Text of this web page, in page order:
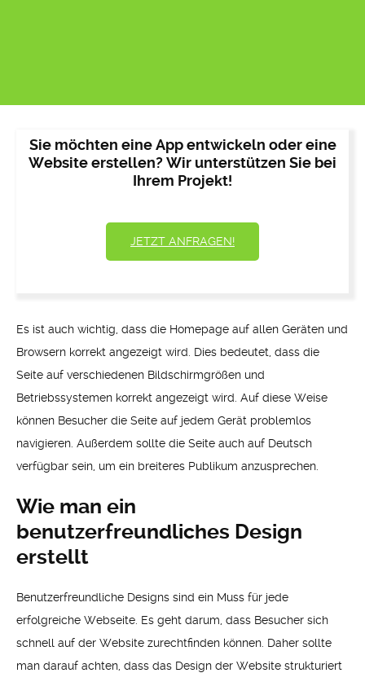
Sie möchten eine App entwickeln oder eine
Website erstellen? Wir unterstützen Sie bei
Ihrem Projekt!
JETZT ANFRAGEN!
Es ist auch wichtig, dass die Homepage auf allen Geräten und
Browsern korrekt angezeigt wird. Dies bedeutet, dass die
Seite auf verschiedenen Bildschirmgrößen und
Betriebssystemen korrekt angezeigt wird. Auf diese Weise
können Besucher die Seite auf jedem Gerät problemlos
navigieren. Außerdem sollte die Seite auch auf Deutsch
verfügbar sein, um ein breiteres Publikum anzusprechen.
Wie man ein
benutzerfreundliches Design
erstellt
Benutzerfreundliche Designs sind ein Muss für jede
erfolgreiche Webseite. Es geht darum, dass Besucher sich
schnell auf der Website zurechtfinden können. Daher sollte
man darauf achten, dass das Design der Website strukturiert